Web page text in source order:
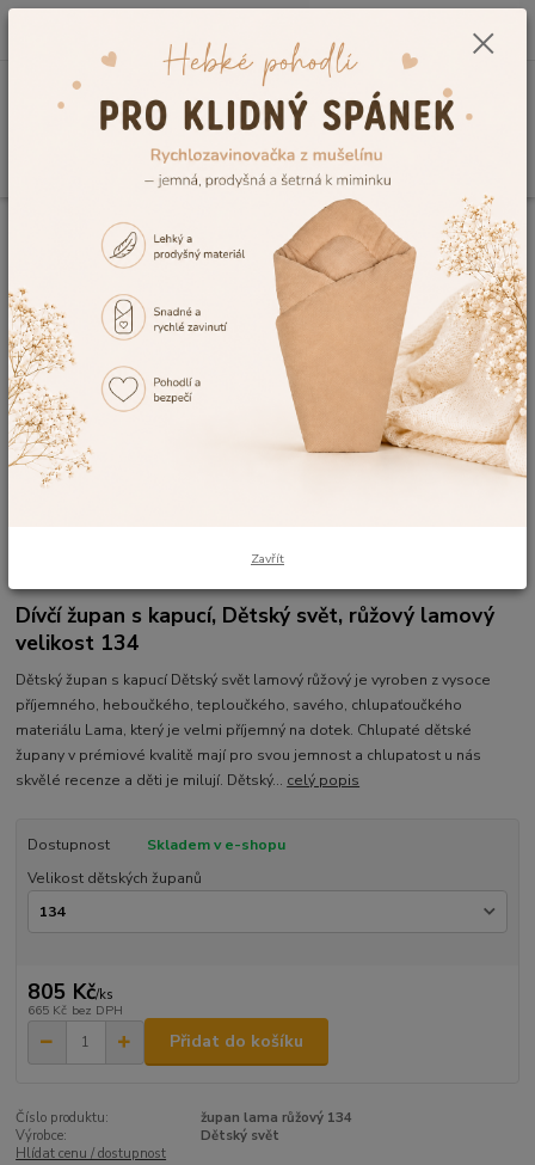
0,00 Kč
Kojenecké a dětské oblečení Dětské župany a ponča
Dětský
župan Dětský svět růžová Lama velikost 134
Dětský župan Dětský svět růžová
Lama velikost 134
TOP produkt
Dívčí župan s kapucí, Dětský svět, růžový lamový
velikost 134
Dětský župan s kapucí Dětský svět lamový růžový je vyroben z vysoce
příjemného, heboučkého, teploučkého, savého, chlupaťoučkého
materiálu Lama, který je velmi příjemný na dotek. Chlupaté dětské
župany v prémiové kvalitě mají pro svou jemnost a chlupatost u nás
skvělé recenze a děti je milují. Dětský... celý popis
Dostupnost
Skladem v e-shopu
Velikost dětských županů
805 Kč/ks
665 Kč bez DPH
Přidat do košíku
Číslo produktu:
župan lama růžový 134
Výrobce:
Dětský svět
Hlídat cenu / dostupnost
Zavřít